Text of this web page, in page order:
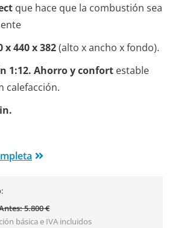
que hace que la combustión sea
x 440 x 382(alto x ancho x fondo).
1:12. Ahorro y confort estable
calefacción.
5.800 €
básicae IVA incluidos